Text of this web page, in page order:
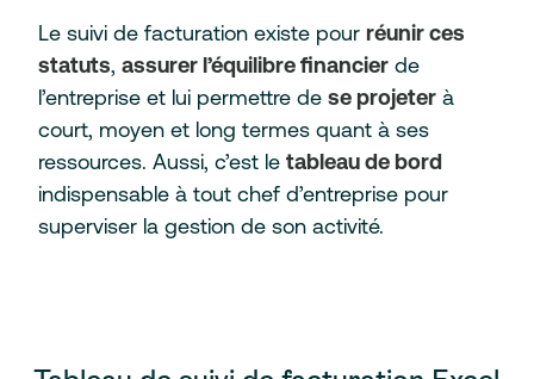
Le suivi de facturation existe pour réunir ces
statuts, assurer l’équilibre financierde
l’entreprise et lui permettre de se projeterà
court, moyen et long termes quant à ses
ressources. Aussi, c’est le tableau de bord
indispensable à tout chef d’entreprise pour
superviser la gestion de son activité.